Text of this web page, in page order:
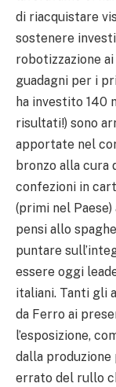
di riacquistare
sostenere
robotizzazione
guadagni per i
ha investito 140
risultati!) sono
apportate nel
bronzo alla cura
confezioni in
(primi nel
pensi allo
puntare
essere oggi
italiani. Tanti gli
da Ferro ai
l’esposizione,
dalla produzione
errato del rullo